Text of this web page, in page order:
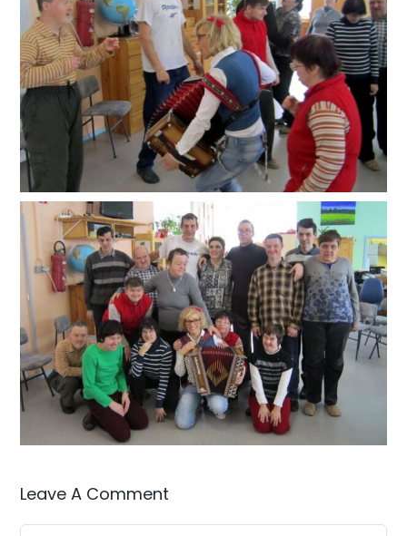
Leave A Comment